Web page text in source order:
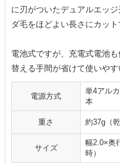
に刃がついたデュアルエッ
ダ毛をほどよい長さにカット
電池式ですが、充電式電池
替える手間が省けて使いやす
電源方式
単4アル
本
重さ 約37g（
サイズ
幅2.0×奥
時）